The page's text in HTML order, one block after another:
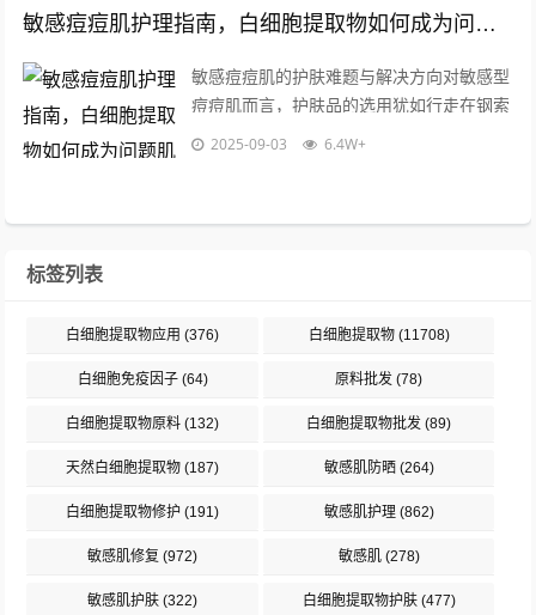
敏感痘痘肌护理指南，白细胞提取物如何成为问题肌肤的理想选择
敏感痘痘肌的护肤难题与解决方向对敏感型
痘痘肌而言，护肤品的选用犹如行走在钢索
上的平衡艺术，这类肌肤同时存在表皮屏障
2025-09-03 6.4W+
标签列表
白细胞提取物应用 (376) 白细胞提取物(11708)
白细胞免疫因子(64) 原料批发 (78)
白细胞提取物原料 (132) 白细胞提取物批发 (89)
天然白细胞提取物 (187) 敏感肌防晒(264)
白细胞提取物修护 (191) 敏感肌护理(862)
敏感肌修复 (972) 敏感肌(278)
敏感肌护肤 (322) 白细胞提取物护肤(477)